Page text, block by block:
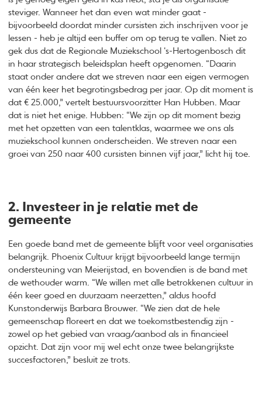
steviger. Wanneer het dan even wat minder gaat -
bijvoorbeeld doordat minder cursisten zich inschrijven voor je
lessen - heb je altijd een buffer om op terug te vallen. Niet zo
gek dus dat de Regionale Muziekschool ‘s-Hertogenbosch dit
in haar strategisch beleidsplan heeft opgenomen. “Daarin
staat onder andere dat we streven naar een eigen vermogen
van één keer het begrotingsbedrag per jaar. Op dit moment is
dat € 25.000,” vertelt bestuursvoorzitter Han Hubben. Maar
dat is niet het enige. Hubben: “We zijn op dit moment bezig
met het opzetten van een talentklas, waarmee we ons als
muziekschool kunnen onderscheiden. We streven naar een
groei van 250 naar 400 cursisten binnen vijf jaar,” licht hij toe.
2. Investeer in je relatie met de
gemeente
Een goede band met de gemeente blijft voor veel organisaties
belangrijk. Phoenix Cultuur krijgt bijvoorbeeld lange termijn
ondersteuning van Meierijstad, en bovendien is de band met
de wethouder warm. “We willen met alle betrokkenen cultuur in
één keer goed en duurzaam neerzetten,” aldus hoofd
Kunstonderwijs Barbara Brouwer. “We zien dat de hele
gemeenschap floreert en dat we toekomstbestendig zijn -
zowel op het gebied van vraag/aanbod als in financieel
opzicht. Dat zijn voor mij wel echt onze twee belangrijkste
succesfactoren,” besluit ze trots.